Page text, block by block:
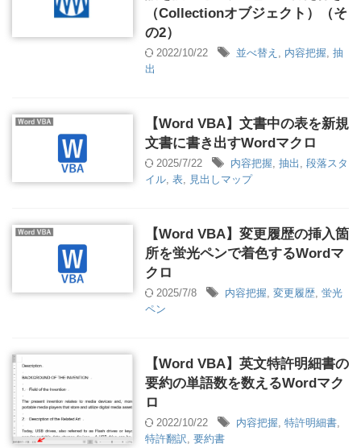
（Collectionオブジェクト）（そ
の2）
2022/10/22 並べ替え , 内容把握, 抽
出
【Word VBA】文書中の表を新規
文書に書き出すWordマクロ
2025/7/22 内容把握, 抽出 , 段落スタ
イル, 表, 見出しマップ
【Word VBA】変更履歴の挿入箇
所を蛍光ペンで着色するWordマ
クロ
2025/7/8 内容把握, 変更履歴, 蛍光
ペン
【Word VBA】英文特許明細書の
要約の単語数を数えるWordマク
ロ
2022/10/22 内容把握, 特許明細書,
特許翻訳, 要約書